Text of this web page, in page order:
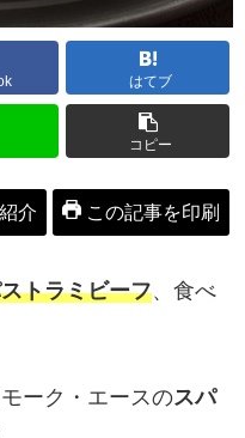
はてブ
コピー
介 この記事を印刷
トラミビーフ、食べ
ーク・エースのスパ